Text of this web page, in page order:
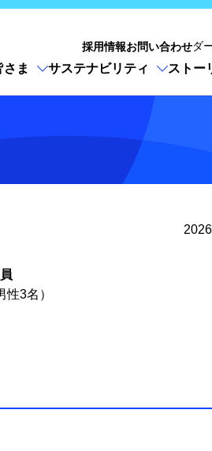
採用情報お問い合わせダ
ま サステナビリティ ストー
性3名）